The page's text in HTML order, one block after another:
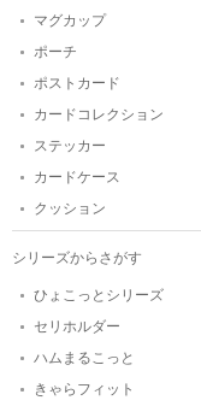
マグカップ
ポーチ
ポストカード
カードコレクション
ステッカー
カードケース
クッション
シリーズからさがす
ひょこっとシリーズ
セリホルダー
ハムまるこっと
きゃらフィット